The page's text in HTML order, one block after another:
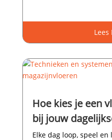
Lees
Hoe kies je een
bij jouw
Elke dag loop, speel